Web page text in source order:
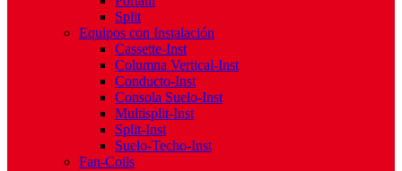
Split
Equipos con Instalación
Cassette-Inst
Columna Vertical-Inst
Conducto-Inst
Consola Suelo-Inst
Multisplit-Inst
Split-Inst
Suelo-Techo-Inst
Fan-Coils